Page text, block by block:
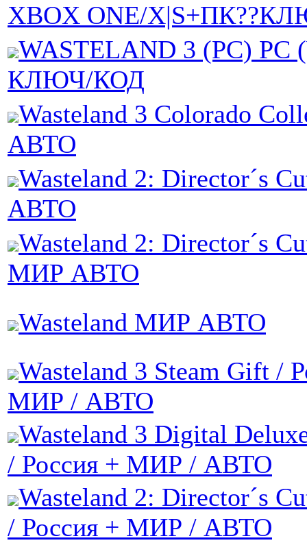
XBOX ONE/
WASTELAND 3 (PC) PC
КЛЮЧ/КОД
Wasteland 3 Colorado
АВТО
Wasteland 2: Director´s
АВТО
Wasteland 2: Director´s
МИР АВТО
Wasteland МИР АВТО
Wasteland 3 Steam Gift /
МИР / АВТО
Wasteland 3 Digital
/ Россия + МИР / АВТО
Wasteland 2: Director´s
/ Россия + МИР / АВТО